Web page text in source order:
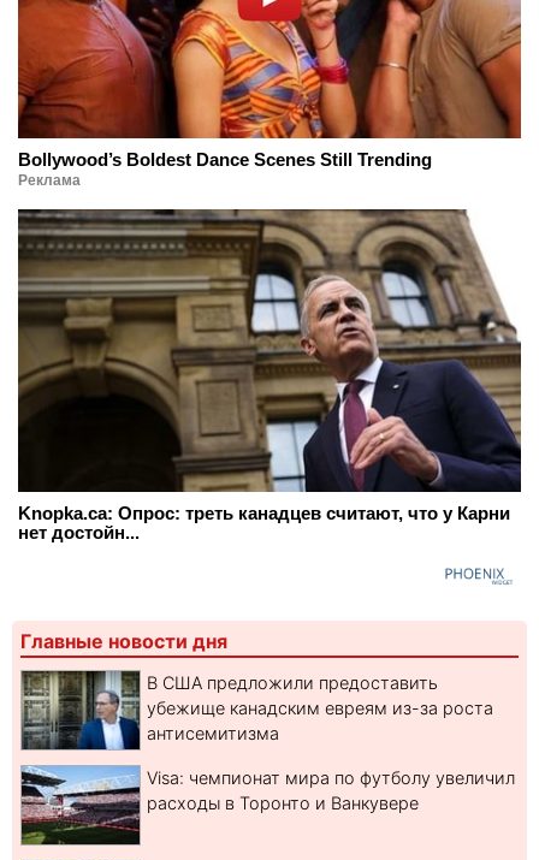
Bollywood’s Boldest Dance Scenes Still Trending
Реклама
Knopka.ca: Опрос: треть канадцев считают, что у Карни
нет достойн...
Главные новости дня
В США предложили предоставить
убежище канадским евреям из-за роста
антисемитизма
Visa: чемпионат мира по футболу увеличил
расходы в Торонто и Ванкувере